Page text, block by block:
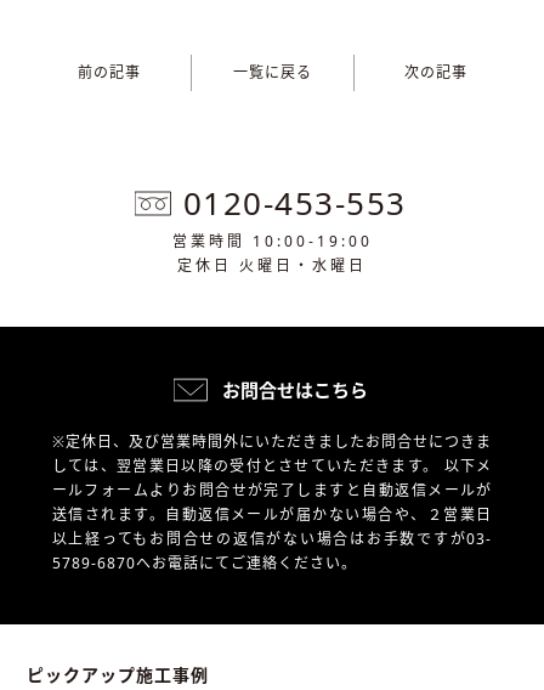
前の記事 一覧に戻る 次の記事
0120-453-553
営業時間 10:00-19:00
定休日 火曜日・水曜日
お問合せはこちら
※定休日、及び営業時間外にいただきましたお問合せにつきま
しては、翌営業日以降の受付とさせていただきます。 以下メ
ールフォームよりお問合せが完了しますと自動返信メールが
送信されます。自動返信メールが届かない場合や、
２営業日
以上経ってもお問合せの返信がない場合はお手数ですが03-
5789-6870へお電話にてご連絡ください。
ピックアップ施工事例